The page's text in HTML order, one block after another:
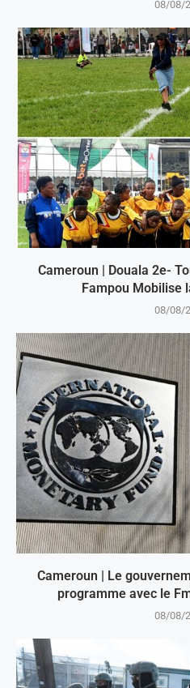
08/08/
Cameroun | Douala 2e-
Fampou Mobilise
08/08/
Cameroun | Le
programme avec le
08/08/